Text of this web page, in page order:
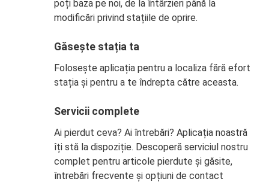
poți baza pe noi, de la întârzieri până la
modificări privind stațiile de oprire.
Găsește stația ta
Folosește aplicația pentru a localiza fără efort
stația și pentru a te îndrepta către aceasta.
Servicii complete
Ai pierdut ceva? Ai întrebări? Aplicația noastră
îți stă la dispoziție. Descoperă serviciul nostru
complet pentru articole pierdute și găsite,
întrebări frecvente și opțiuni de contact